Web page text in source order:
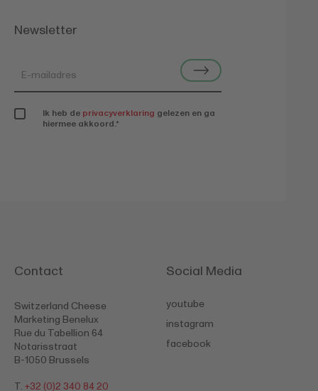
Newsletter
Ik heb de privacyverklaring gelezen en ga
hiermee akkoord.*
Contact
Switzerland Cheese
Marketing Benelux
Rue du Tabellion 64
Notarisstraat
B-1050 Brussels
T. +32 (0)2 340 84 20
Social Media
youtube
instagram
facebook